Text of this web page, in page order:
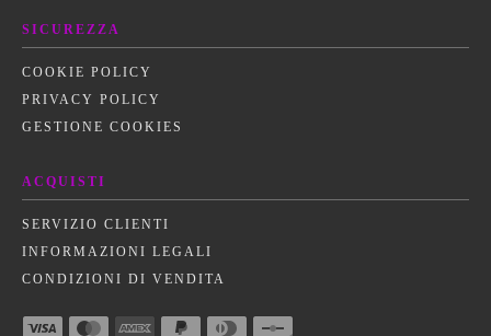
SICUREZZA
COOKIE POLICY
PRIVACY POLICY
GESTIONE COOKIES
ACQUISTI
SERVIZIO CLIENTI
INFORMAZIONI LEGALI
CONDIZIONI DI VENDITA